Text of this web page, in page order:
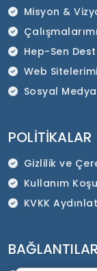
Misyon &
Hep-Sen
Web
Sosyal
POLITIKALAR
Gizlilik ve
Kullanım
KVKK
BAĞLANTILAR